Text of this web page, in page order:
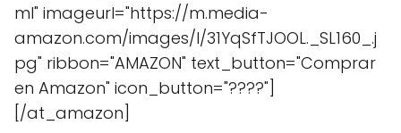
ml" imageurl="https://m.media-
amazon.com/images/I/31YqSfTJOOL._SL160_.j
pg" ribbon="AMAZON" text_button="Comprar
en Amazon" icon_button="????"]
[/at_amazon]